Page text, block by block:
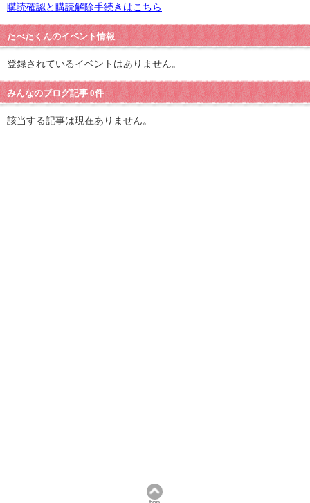
購読確認と購読解除手続きはこちら
たべたくんのイベント情報
登録されているイベントはありません。
みんなのブログ記事 0件
該当する記事は現在ありません。